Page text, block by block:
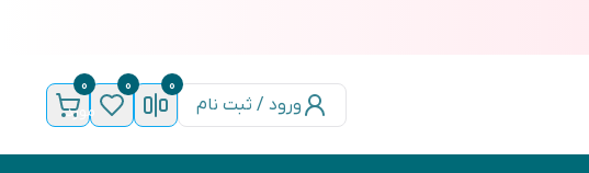
ورود / ثبت نام
0
0
0
مورد